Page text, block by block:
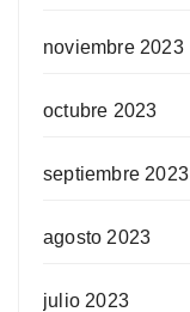
noviembre 2023
octubre 2023
septiembre 2023
agosto 2023
julio 2023